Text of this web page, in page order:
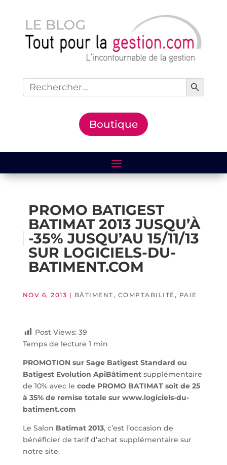
Search
for:
Search Button
Boutique
PROMO BATIGEST
BATIMAT 2013 JUSQU’À
-35% JUSQU’AU 15/11/13
SUR LOGICIELS-DU-
BATIMENT.COM
NOV 6, 2013 | BÂTIMENT, COMPTABILITÉ, PAIE
Post Views: 39
Temps de lecture 1 min
PROMOTION sur Sage Batigest Standard ou
Batigest Evolution ApiBâtimentsupplémentaire
de 10% avec le code PROMO BATIMAT soit de 25
à 35% de remise totale sur www.logiciels-du-
batiment.com
Le Salon Batimat 2013, c’est l’occasion de
bénéficier de tarif d’achat supplémentaire sur
notre site.